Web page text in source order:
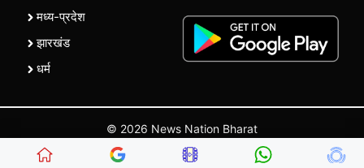
मध्य-प्रदेश
झारखंड
धर्म
© 2026 News Nation Bharat
Home| |Contact Us |Policies Terms and Conditions